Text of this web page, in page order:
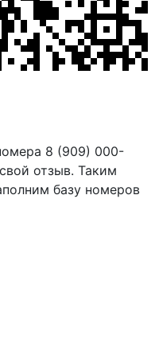
8 (909) 000-
отзыв. Таким
базу номеров